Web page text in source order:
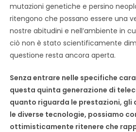
mutazioni genetiche e persino
ritengono che possano essere una
nostre abitudini e nell’ambiente in
ciò non è stato scientificamente
questione resta ancora aperta.
Senza entrare nelle specifiche
questa quinta generazione di
quanto riguarda le prestazioni, gli
le diverse tecnologie, possiamo
ottimisticamente ritenere che